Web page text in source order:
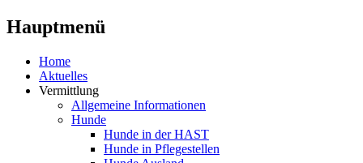
Hauptmenü
Home
Aktuelles
Vermittlung
Allgemeine Informationen
Hunde
Hunde in der HAST
Hunde in Pflegestellen